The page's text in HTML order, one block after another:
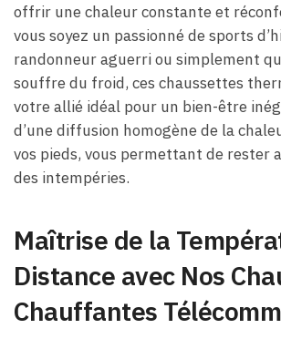
offrir une chaleur constante et
vous soyez un passionné de sports
randonneur aguerri ou simplement
souffre du froid, ces chaussettes
votre allié idéal pour un bien-être
d’une diffusion homogène de la
vos pieds, vous permettant de rester
des intempéries.
Maîtrise de la
Distance avec Nos
Chauffantes